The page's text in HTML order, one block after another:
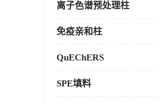
离子色谱预处理柱
免疫亲和柱
QuEChERS
SPE填料